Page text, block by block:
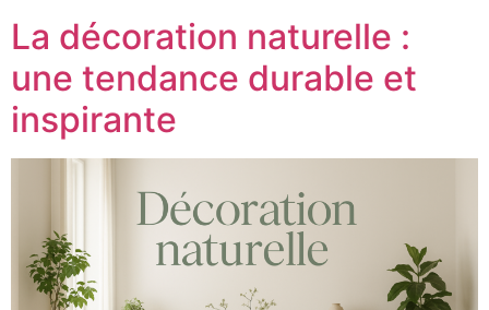
La décoration naturelle :
une tendance durable et
inspirante